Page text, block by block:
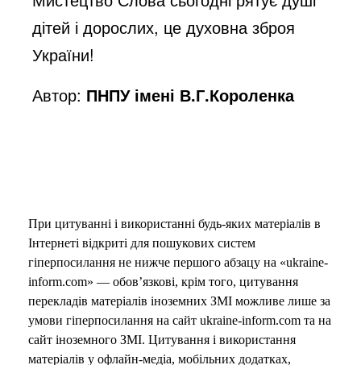
дітей і дорослих, це духовна зброя
України!
Автор: ПНПУ імені В.Г.Короленка
При цитуванні і використанні будь-яких матеріалів в
Інтернеті відкриті для пошукових систем
гіперпосилання не нижче першого абзацу на «ukraine-
inform.com» — обов’язкові, крім того, цитування
перекладів матеріалів іноземних ЗМІ можливе лише за
умови гіперпосилання на сайт ukraine-inform.com та на
сайт іноземного ЗМІ. Цитування і використання
матеріалів у офлайн-медіа, мобільних додатках,